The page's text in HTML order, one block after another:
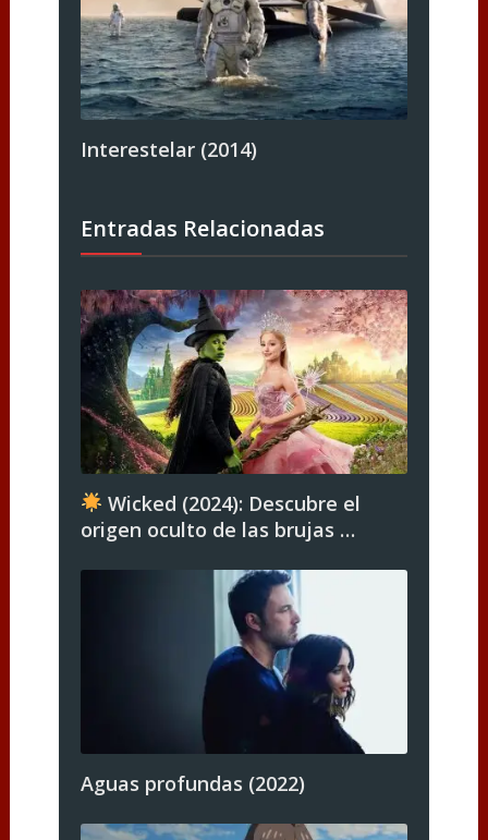
Interestelar (2014)
Entradas Relacionadas
Wicked (2024): Descubre el
origen oculto de las brujas …
Aguas profundas (2022)